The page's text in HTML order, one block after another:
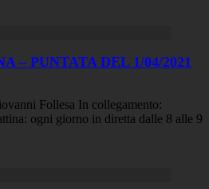
– PUNTATA DEL 1/04/2021
Follesa In collegamento:
ogni giorno in diretta dalle 8 alle 9